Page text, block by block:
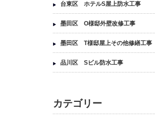
台東区 ホテルS屋上防水工事
墨田区 O様邸外壁改修工事
墨田区 T様邸屋上その他修繕工事
品川区 Sビル防水工事
カテゴリー